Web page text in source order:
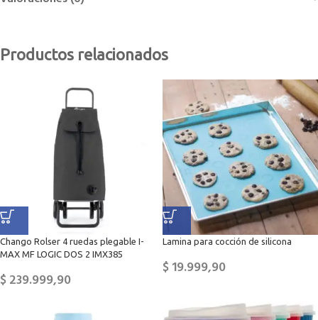
Productos relacionados
Chango Rolser 4 ruedas plegable I-
MAX MF LOGIC DOS 2 IMX385
$239.999,90
Lamina para cocción de silicona
$19.999,90